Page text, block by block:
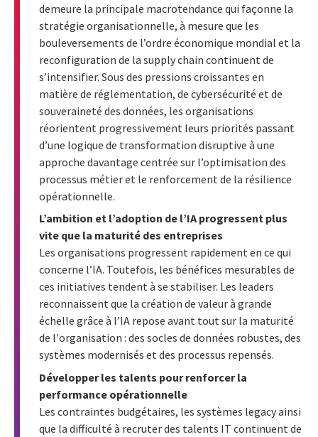
demeure la principale macrotendance qui façonne la
stratégie organisationnelle, à mesure que les
bouleversements de l’ordre économique mondial et la
reconfiguration de la supply chain continuent de
s’intensifier. Sous des pressions croissantes en
matière de réglementation, de cybersécurité et de
souveraineté des données, les organisations
réorientent progressivement leurs priorités passant
d’une logique de transformation disruptive à une
approche davantage centrée sur l’optimisation des
processus métier et le renforcement de la résilience
opérationnelle.
L’ambition et l’adoption de l’IA progressent plus
vite que la maturité des entreprises
Les organisations progressent rapidement en ce qui
concerne l’IA. Toutefois, les bénéfices mesurables de
ces initiatives tendent à se stabiliser. Les leaders
reconnaissent que la création de valeur à grande
échelle grâce à l’IA repose avant tout sur la maturité
de l'organisation : des socles de données robustes, des
systèmes modernisés et des processus repensés.
Développer les talents pour renforcer la
performance opérationnelle
Les contraintes budgétaires, les systèmes legacy ainsi
que la difficulté à recruter des talents IT continuent de